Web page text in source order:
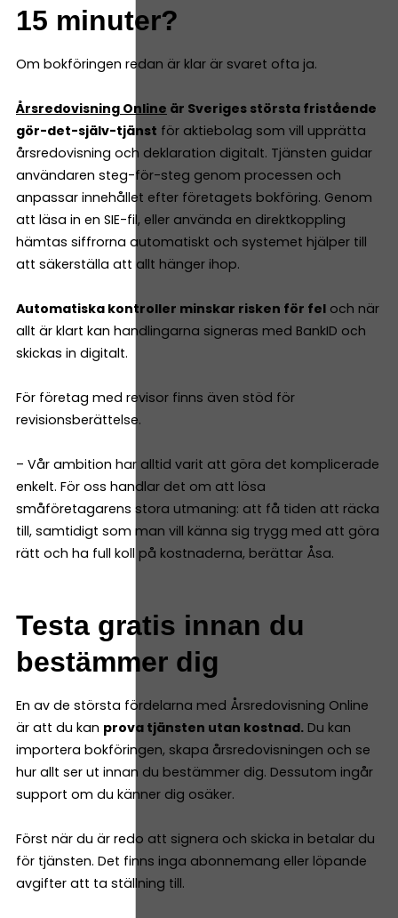
15 minuter?
Om bokföringen redan är klar är svaret ofta ja.
Årsredovisning Online är Sveriges största fristående
gör-det-själv-tjänst för aktiebolag som vill upprätta
årsredovisning och deklaration digitalt. Tjänsten guidar
användaren steg-för-steg genom processen och
anpassar innehållet efter företagets bokföring. Genom
att läsa in en SIE-fil, eller använda en direktkoppling
hämtas siffrorna automatiskt och systemet hjälper till
att säkerställa att allt hänger ihop.
Automatiska kontroller minskar risken för fel och när
allt är klart kan handlingarna signeras med BankID och
skickas in digitalt.
För företag med revisor finns även stöd för
revisionsberättelse.
– Vår ambition har alltid varit att göra det komplicerade
enkelt. För oss handlar det om att lösa
småföretagarens stora utmaning: att få tiden att räcka
till, samtidigt som man vill känna sig trygg med att göra
rätt och ha full koll på kostnaderna, berättar Åsa.
Testa gratis innan du
bestämmer dig
En av de största fördelarna med Årsredovisning Online
är att du kan prova tjänsten utan kostnad. Du kan
importera bokföringen, skapa årsredovisningen och se
hur allt ser ut innan du bestämmer dig. Dessutom ingår
support om du känner dig osäker.
Först när du är redo att signera och skicka in betalar du
för tjänsten. Det finns inga abonnemang eller löpande
avgifter att ta ställning till.